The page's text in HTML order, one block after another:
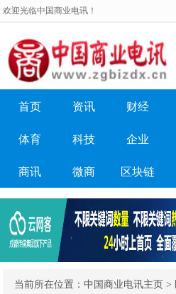
欢迎光临中国商业电讯！
首页 资讯 财经
体育 科技 企业
商讯 微商 区块链
当前所在位置：中国商业电讯主页 >